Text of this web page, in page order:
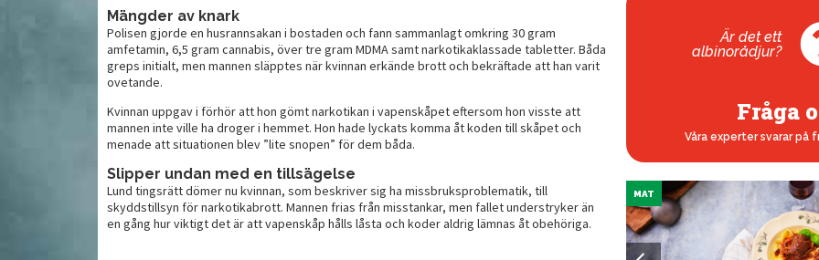
Mängder av knark
Polisen gjorde en husrannsakan i bostaden och fann sammanlagt omkring 30 gram
amfetamin, 6,5 gram cannabis, över tre gram MDMA samt narkotikaklassade tabletter. Båda
greps initialt, men mannen släpptes när kvinnan erkände brott och bekräftade att han varit
ovetande.
Kvinnan uppgav i förhör att hon gömt narkotikan i vapenskåpet eftersom hon visste att
mannen inte ville ha droger i hemmet. Hon hade lyckats komma åt koden till skåpet och
menade att situationen blev ”lite snopen” för dem båda.
Slipper undan med en tillsägelse
Lund tingsrätt dömer nu kvinnan, som beskriver sig ha missbruksproblematik, till
skyddstillsyn för narkotikabrott. Mannen frias från misstankar, men fallet understryker än
en gång hur viktigt det är att vapenskåp hålls låsta och koder aldrig lämnas åt obehöriga.
Är det ett
albinorådjur?
Fråga
Våra experter svarar på
MAT MAT MAT